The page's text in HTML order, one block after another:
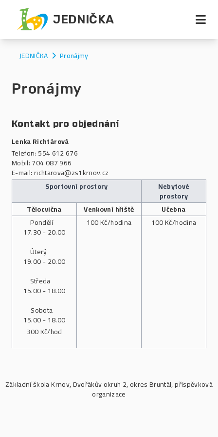
JEDNIČKA
JEDNIČKA Pronájmy
Pronájmy
Kontakt pro objednání
Lenka Richtárová
Telefon: 554 612 676
Mobil: 704 087 966
E-mail:richtarova@zs1krnov.cz
Sportovní prostory
Nebytové
prostory
Tělocvična
Venkovní hřiště
Učebna
Pondělí
17.30 - 20.00
Úterý
19.00 - 20.00
Středa
15.00 - 18.00
Sobota
15.00 - 18.00
300 Kč/hod
100 Kč/hodina 100 Kč/hodina
Základní škola Krnov, Dvořákův okruh 2, okres Bruntál, příspěvková
organizace